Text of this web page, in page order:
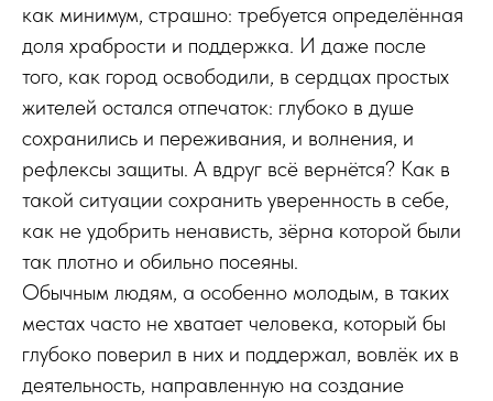
как минимум, страшно: требуется определённая
доля храбрости и поддержка. И даже после
того, как город освободили, в сердцах простых
жителей остался отпечаток: глубоко в душе
сохранились и переживания, и волнения, и
рефлексы защиты. А вдруг всё вернётся? Как в
такой ситуации сохранить уверенность в себе,
как не удобрить ненависть, зёрна которой были
так плотно и обильно посеяны.
Обычным людям, а особенно молодым, в таких
местах часто не хватает человека, который бы
глубоко поверил в них и поддержал, вовлёк их в
деятельность, направленную на создание